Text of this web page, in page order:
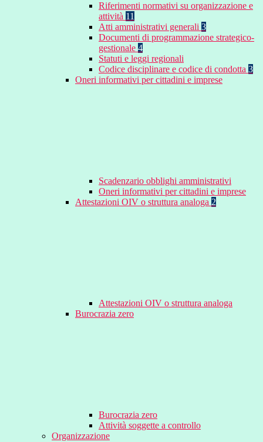
Riferimenti normativi su organizzazione e
attività 11
Atti amministrativi generali 3
Documenti di programmazione strategico-
gestionale 4
Statuti e leggi regionali
Codice disciplinare e codice di condotta 3
Oneri informativi per cittadini e imprese
Scadenzario obblighi amministrativi
Oneri informativi per cittadini e imprese
Attestazioni OIV o struttura analoga 2
Attestazioni OIV o struttura analoga
Burocrazia zero
Burocrazia zero
Attività soggette a controllo
Organizzazione